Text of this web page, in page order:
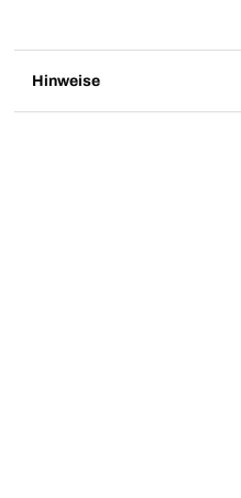
Hinweise